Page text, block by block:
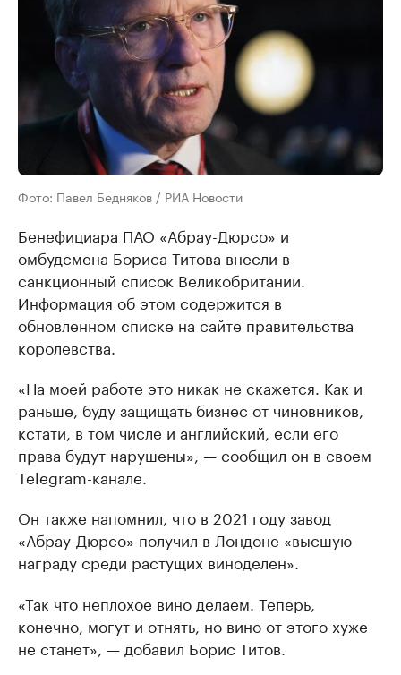
Фото: Павел Бедняков / РИА Новости
Бенефициара ПАО «Абрау-Дюрсо» и
омбудсмена Бориса Титова внесли в
санкционный список Великобритании.
Информация об этом содержится в
обновленном списке на сайте правительства
королевства.
«На моей работе это никак не скажется. Как и
раньше, буду защищать бизнес от чиновников,
кстати, в том числе и английский, если его
права будут нарушены», — сообщил он в своем
Telegram-канале.
Он также напомнил, что в 2021 году завод
«Абрау-Дюрсо» получил в Лондоне «высшую
награду среди растущих виноделен».
«Так что неплохое вино делаем. Теперь,
конечно, могут и отнять, но вино от этого хуже
не станет», — добавил Борис Титов.